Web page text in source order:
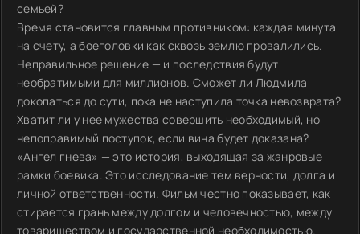
семьей?
Время становится главным противником: каждая минута
на счету, а боеголовки как сквозь землю провалились.
Неправильное решение — и последствия будут
необратимыми для миллионов. Сможет ли Людмила
докопаться до сути, пока не наступила точка невозврата?
Хватит ли у нее мужества совершить необходимый, но
непоправимый поступок, если вина будет доказана?
«Ангел гнева» — это история, выходящая за жанровые
рамки боевика. Это исследование тем верности, долга и
личной ответственности. Фильм честно показывает, как
стирается грань между долгом и человечностью, между
товариществом и государственной необходимостью.